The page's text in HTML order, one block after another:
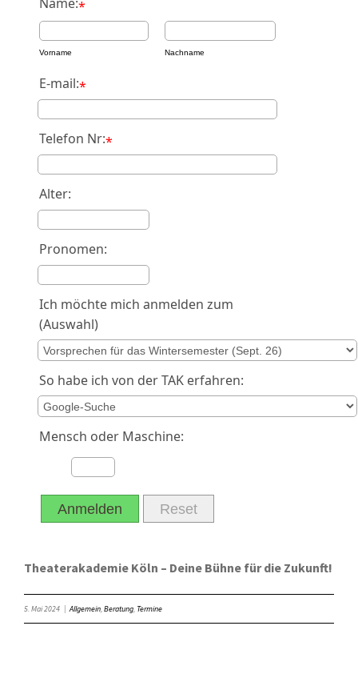
*
Vorname Nachname
E-mail:*
Telefon Nr:*
Alter:
Pronomen:
Ich möchte mich anmelden zum
(Auswahl)
So habe ich von der TAK erfahren:
Mensch oder Maschine:
Anmelden Reset
Theaterakademie Köln – Deine Bühne für die Zukunft!
5. Mai 2024 Allgemein,Beratung, Termine